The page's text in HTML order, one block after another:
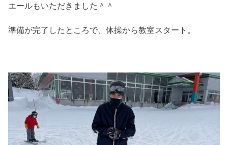
エールもいただきました＾＾
準備が完了したところで、体操から教室スタート。